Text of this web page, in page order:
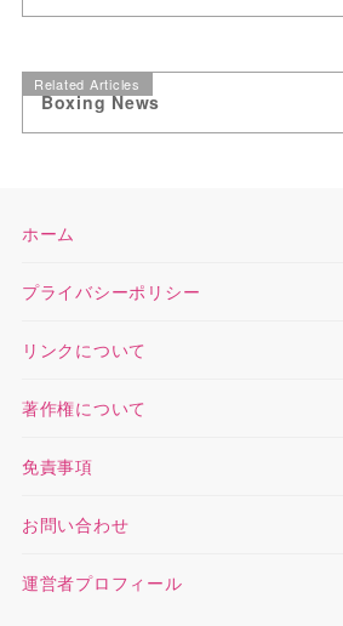
Related Articles
Boxing News
ホーム
プライバシーポリシー
リンクについて
著作権について
免責事項
お問い合わせ
運営者プロフィール